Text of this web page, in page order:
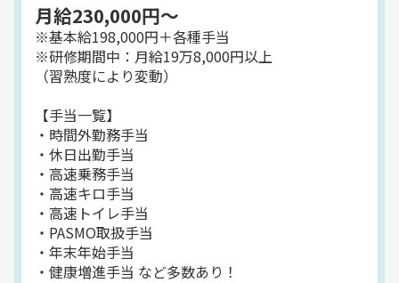
月給230,000円～
※基本給198,000円＋各種手当
※研修期間中：月給19万8,000円以上
（習熟度により変動）
【手当一覧】
・時間外勤務手当
・休日出勤手当
・高速乗務手当
・高速キロ手当
・高速トイレ手当
・PASMO取扱手当
・年末年始手当
・健康増進手当 など多数あり！